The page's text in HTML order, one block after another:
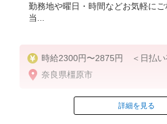
勤務地や曜日・時間などお気軽に
当...
時給2300円〜2875円 ＜日払い
全支給(ガソリン代含む)＞
奈良県橿原市
詳細を見る